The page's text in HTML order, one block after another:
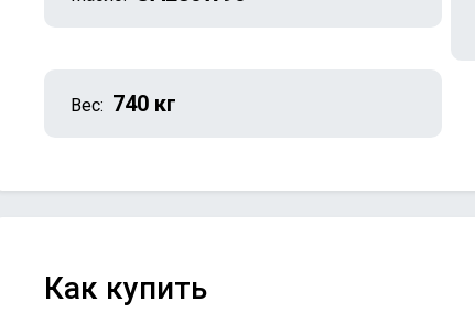
Вес: 740 кг
Как купить